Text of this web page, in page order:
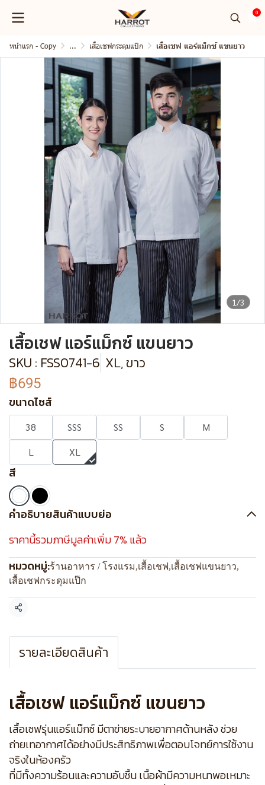
0
หน้าแรก - Copy ... เสื้อเชฟกระดุมแป๊ก เสื้อเชฟ แอร์แม็กซ์ แขนยาว
1/3
เสื้อเชฟ แอร์แม็กซ์ แขนยาว
SKU : FSS0741-6 XL, ขาว
฿695
ขนาดไซส์
38 SSS SS S
M
L
XL
สี
คำอธิบายสินค้าแบบย่อ
ราคานี้รวมภาษีมูลค่าเพิ่ม 7% แล้ว
หมวดหมู่:ร้านอาหาร / โรงแรม,เสื้อเชฟ,เสื้อเชฟแขนยาว,
เสื้อเชฟกระดุมแป๊ก
แชร์
รายละเอียดสินค้า
เสื้อเชฟ แอร์แม็กซ์ แขนยาว
เสื้อเชฟรุ่นแอร์แม๊กซ์ มีตาข่ายระบายอากาศด้านหลัง ช่วย
ถ่ายเทอากาศได้อย่างมีประสิทธิภาพเพื่อตอบโจทย์การใช้งาน
จริงในห้องครัว
ที่มีทั้งความร้อนและความอับชื้น เนื้อผ้ามีความหนาพอเหมาะ